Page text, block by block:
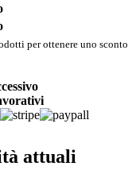
per ottenere uno sconto
attuali